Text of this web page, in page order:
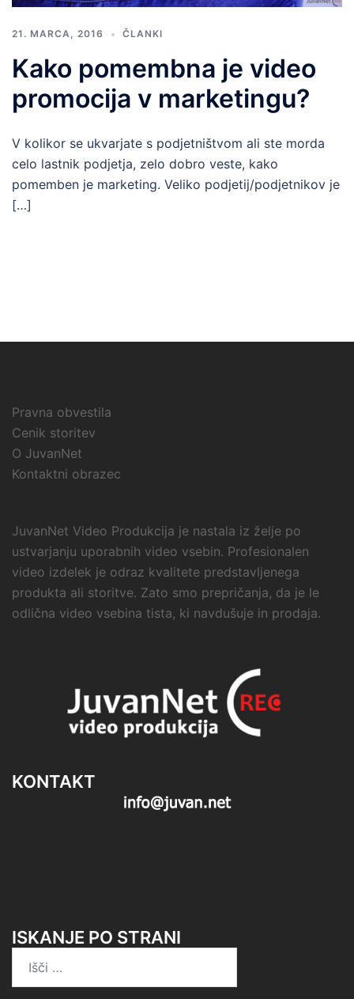
21. MARCA, 2016 ČLANKI
Kako pomembna je video
promocija v marketingu?
V kolikor se ukvarjate s podjetništvom ali ste morda
celo lastnik podjetja, zelo dobro veste, kako
pomemben je marketing. Veliko podjetij/podjetnikov je
[…]
Pravna obvestila
Cenik storitev
O JuvanNet
Kontaktni obrazec
JuvanNet Video Produkcija je nastala iz želje po
ustvarjanju uporabnih video vsebin. Profesionalen
video izdelek je odraz kvalitete predstavljenega
produkta ali storitve. Zato smo prepričanja, da je le
odlična video vsebina tista, ki navdušuje in prodaja.
KONTAKT
ISKANJE PO STRANI